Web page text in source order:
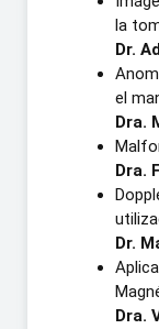
la
Dr.
el
Dra.
Dra.
Dr.
Dra.